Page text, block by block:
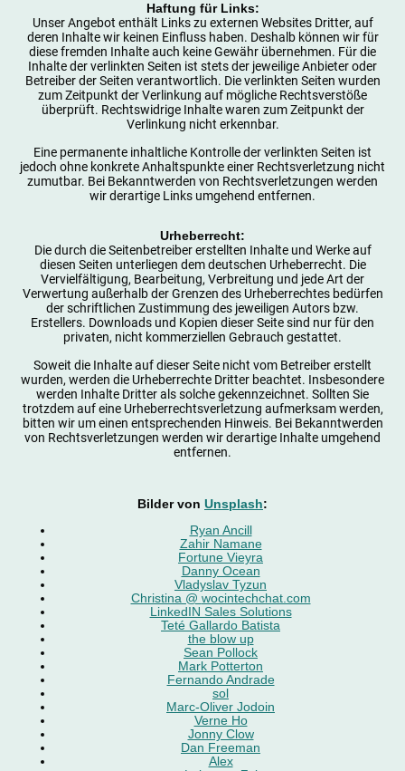
Haftung für Links:
Unser Angebot enthält Links zu externen Websites Dritter, auf
deren Inhalte wir keinen Einfluss haben. Deshalb können wir für
diese fremden Inhalte auch keine Gewähr übernehmen. Für die
Inhalte der verlinkten Seiten ist stets der jeweilige Anbieter oder
Betreiber der Seiten verantwortlich. Die verlinkten Seiten wurden
zum Zeitpunkt der Verlinkung auf mögliche Rechtsverstöße
überprüft. Rechtswidrige Inhalte waren zum Zeitpunkt der
Verlinkung nicht erkennbar.
Eine permanente inhaltliche Kontrolle der verlinkten Seiten ist
jedoch ohne konkrete Anhaltspunkte einer Rechtsverletzung nicht
zumutbar. Bei Bekanntwerden von Rechtsverletzungen werden
wir derartige Links umgehend entfernen.
Urheberrecht:
Die durch die Seitenbetreiber erstellten Inhalte und Werke auf
diesen Seiten unterliegen dem deutschen Urheberrecht. Die
Vervielfältigung, Bearbeitung, Verbreitung und jede Art der
Verwertung außerhalb der Grenzen des Urheberrechtes bedürfen
der schriftlichen Zustimmung des jeweiligen Autors bzw.
Erstellers. Downloads und Kopien dieser Seite sind nur für den
privaten, nicht kommerziellen Gebrauch gestattet.
Soweit die Inhalte auf dieser Seite nicht vom Betreiber erstellt
wurden, werden die Urheberrechte Dritter beachtet. Insbesondere
werden Inhalte Dritter als solche gekennzeichnet. Sollten Sie
trotzdem auf eine Urheberrechtsverletzung aufmerksam werden,
bitten wir um einen entsprechenden Hinweis. Bei Bekanntwerden
von Rechtsverletzungen werden wir derartige Inhalte umgehend
entfernen.
Bilder von Unsplash:
Ryan Ancill
Zahir Namane
Fortune Vieyra
Danny Ocean
Vladyslav Tyzun
Christina @ wocintechchat.com
LinkedIN Sales Solutions
Teté Gallardo Batista
the blow up
Sean Pollock
Mark Potterton
Fernando Andrade
sol
Marc-Oliver Jodoin
Verne Ho
Jonny Clow
Dan Freeman
Alex